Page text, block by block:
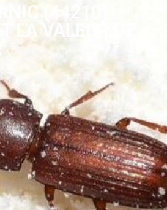
(44210) :
LA VALEUR DE